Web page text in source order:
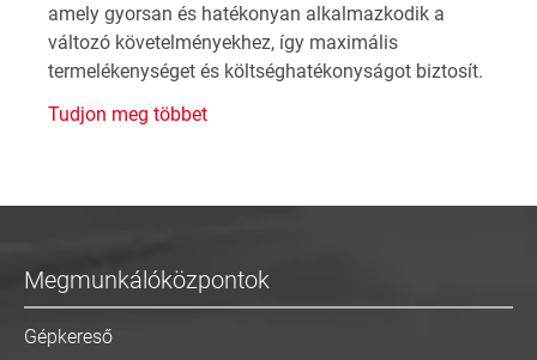
amely gyorsan és hatékonyan alkalmazkodik a
változó követelményekhez, így maximális
termelékenységet és költséghatékonyságot biztosít.
Tudjon meg többet
Megmunkálóközpontok
Gépkereső